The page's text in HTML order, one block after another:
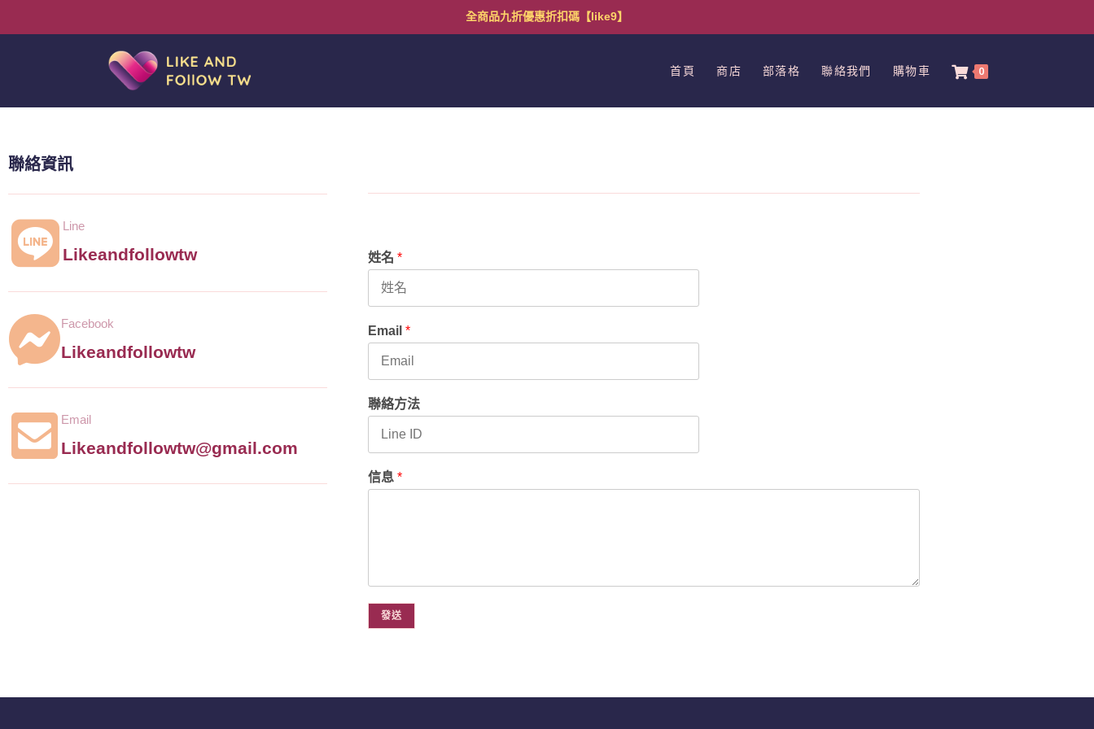
全商品九折優惠折扣碼【like9】
首頁 商店 部落格 聯絡我們 購物車 0
聯絡資訊
Line
Likeandfollowtw
Facebook
Likeandfollowtw
Email
Likeandfollowtw@gmail.com
姓名 *
Email *
聯絡方法
信息 *
發送